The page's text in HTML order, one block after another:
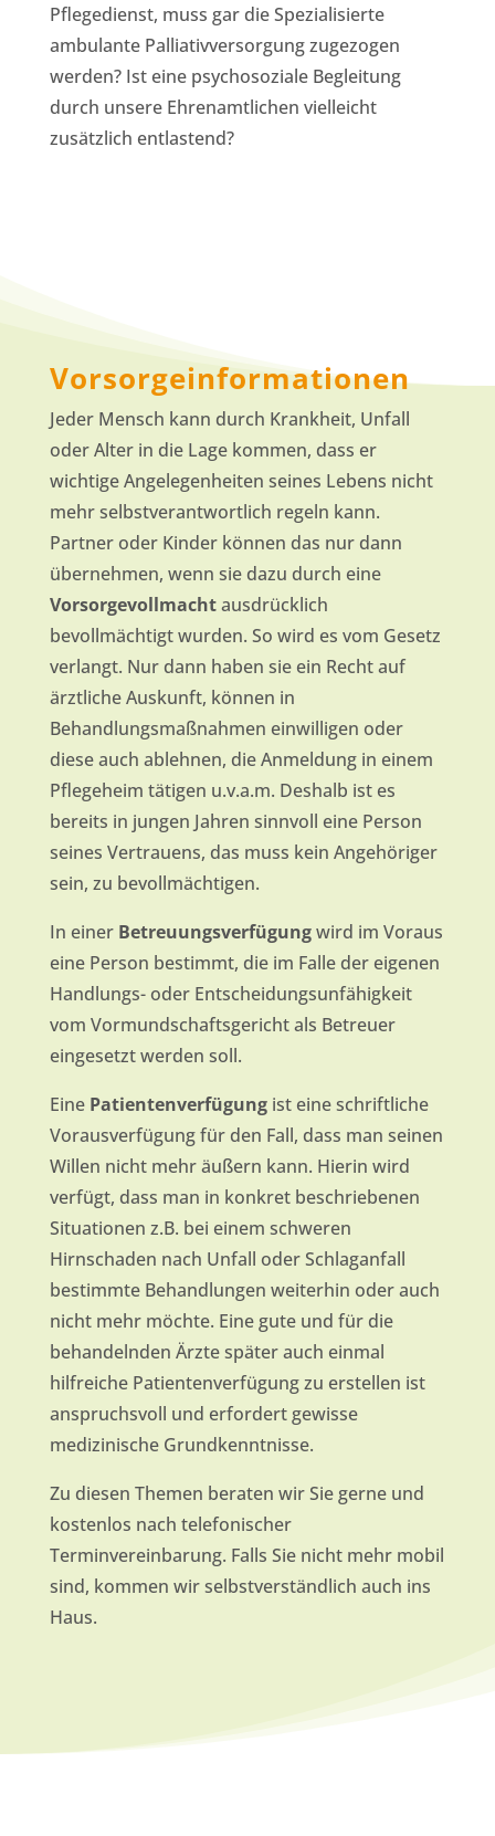
Pflegedienst, muss gar die Spezialisierte
ambulante Palliativversorgung zugezogen
werden? Ist eine psychosoziale Begleitung
durch unsere Ehrenamtlichen vielleicht
zusätzlich entlastend?
Vorsorgeinformationen
Jeder Mensch kann durch Krankheit, Unfall
oder Alter in die Lage kommen, dass er
wichtige Angelegenheiten seines Lebens nicht
mehr selbstverantwortlich regeln kann.
Partner oder Kinder können das nur dann
übernehmen, wenn sie dazu durch eine
Vorsorgevollmachtausdrücklich
bevollmächtigt wurden. So wird es vom Gesetz
verlangt. Nur dann haben sie ein Recht auf
ärztliche Auskunft, können in
Behandlungsmaßnahmen einwilligen oder
diese auch ablehnen, die Anmeldung in einem
Pflegeheim tätigen u.v.a.m. Deshalb ist es
bereits in jungen Jahren sinnvoll eine Person
seines Vertrauens, das muss kein Angehöriger
sein, zu bevollmächtigen.
In einer Betreuungsverfügungwird im Voraus
eine Person bestimmt, die im Falle der eigenen
Handlungs- oder Entscheidungsunfähigkeit
vom Vormundschaftsgericht als Betreuer
eingesetzt werden soll.
Eine Patientenverfügungist eine schriftliche
Vorausverfügung für den Fall, dass man seinen
Willen nicht mehr äußern kann. Hierin wird
verfügt, dass man in konkret beschriebenen
Situationen z.B. bei einem schweren
Hirnschaden nach Unfall oder Schlaganfall
bestimmte Behandlungen weiterhin oder auch
nicht mehr möchte. Eine gute und für die
behandelnden Ärzte später auch einmal
hilfreiche Patientenverfügung zu erstellen ist
anspruchsvoll und erfordert gewisse
medizinische Grundkenntnisse.
Zu diesen Themen beraten wir Sie gerne und
kostenlos nach telefonischer
Terminvereinbarung. Falls Sie nicht mehr mobil
sind, kommen wir selbstverständlich auch ins
Haus.